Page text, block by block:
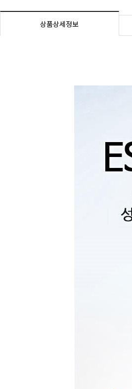
상품상세정보